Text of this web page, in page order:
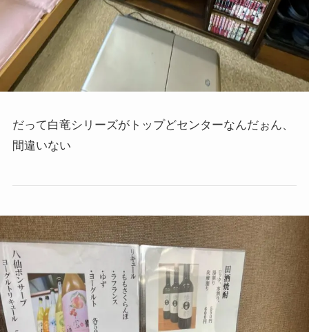
だって白竜シリーズがトップどセンターなんだぉん、
間違いない